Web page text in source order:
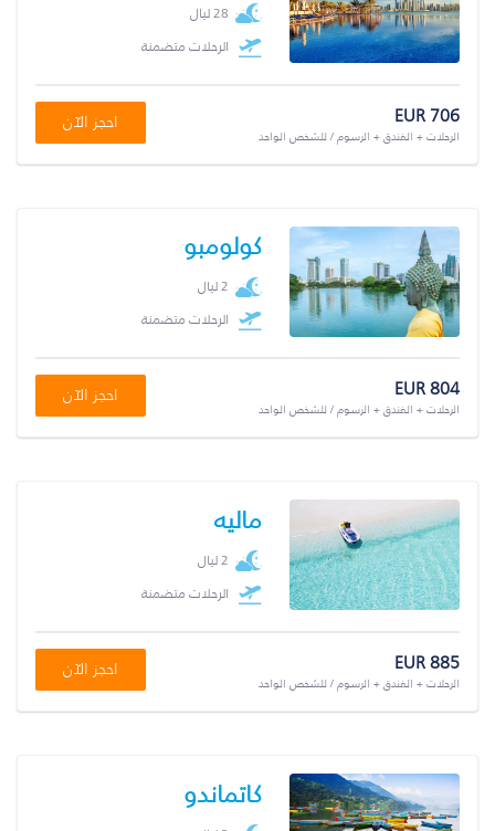
28 ليال
الرحلات متضمنة
EUR 706
الرحلات + الفندق + الرسوم / للشخص الواحد
احجز الآن
كولومبو
2 ليال
الرحلات متضمنة
EUR 804
الرحلات + الفندق + الرسوم / للشخص الواحد
احجز الآن
ماليه
2 ليال
الرحلات متضمنة
EUR 885
الرحلات + الفندق + الرسوم / للشخص الواحد
احجز الآن
كاتماندو